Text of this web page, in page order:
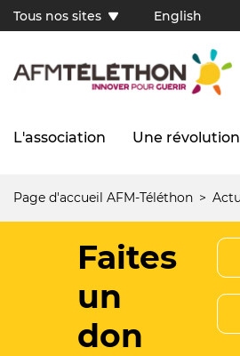
contenu
Tous
sites
(FR)
Tous nos sites English
Navigation
L'association Une
Fil
d'Ariane
Page d'accueil AFM-Téléthon
Faites
un
don